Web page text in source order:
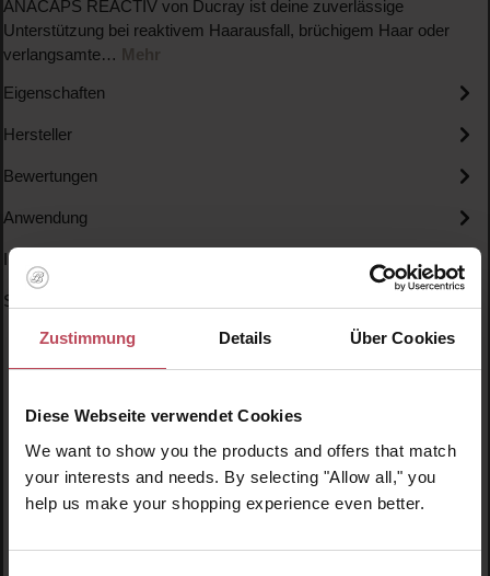
Zustimmung Details Über Cookies
Diese Webseite verwendet Cookies
We want to show you the products and offers that match
your interests and needs. By selecting "Allow all," you
help us make your shopping experience even better.
ANACAPS REACTIV von Ducray ist deine zuverlässige
Unterstützung bei reaktivem Haarausfall, brüchigem Haar oder
verlangsamte… Mehr
Eigenschaften
Hersteller
Bewertungen
Anwendung
Inhaltsstoffe
Specials
Produktgalerie überspringen
Ähnliche Produkte